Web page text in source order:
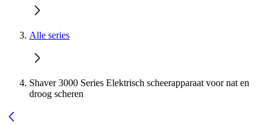
Alle series
Shaver 3000 Series Elektrisch scheerapparaat voor nat en
droog scheren